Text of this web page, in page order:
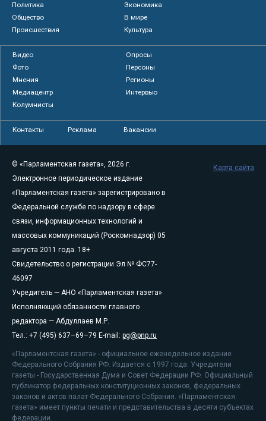
Политика
Экономика
Общество
В мире
Происшествия
Культура
Видео
Опросы
Фото
Персоны
Мнения
Регионы
Медиацентр
Интервью
Колумнисты
Контакты Реклама Вакансии
© «Парламентская газета», 2026 г.
Электронное периодическое издание
«Парламентская газета» зарегистрировано в
Федеральной службе по надзору в сфере
связи, информационных технологий и
массовых коммуникаций (Роскомнадзор) 05
августа 2011 года. 18+
Свидетельство о регистрации Эл № ФС77-
46097
Учредитель — АНО «Парламентская газета»
Исполняющий обязанности главного
редактора — Абдуллаев М.Р.
Тел.: +7 (495) 637–69–79 E-mail: pg@pnp.ru
«Парламентская газета» - официальное еженедельное издание
Федерального Собрания РФ. Издается с 1997 года. Учредители
газеты - Государственная Дума и Совет Федерации РФ. Официальный
публикатор федеральных конституционных законов, федеральных
законов и актов палат Федерального Собрания. «Парламентская
газета» имеет пункты печати и представительства в десяти субъектах
федерации.
Карта сайта